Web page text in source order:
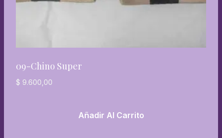
09-Chino Super
$ 9.600,00
Añadir Al Carrito